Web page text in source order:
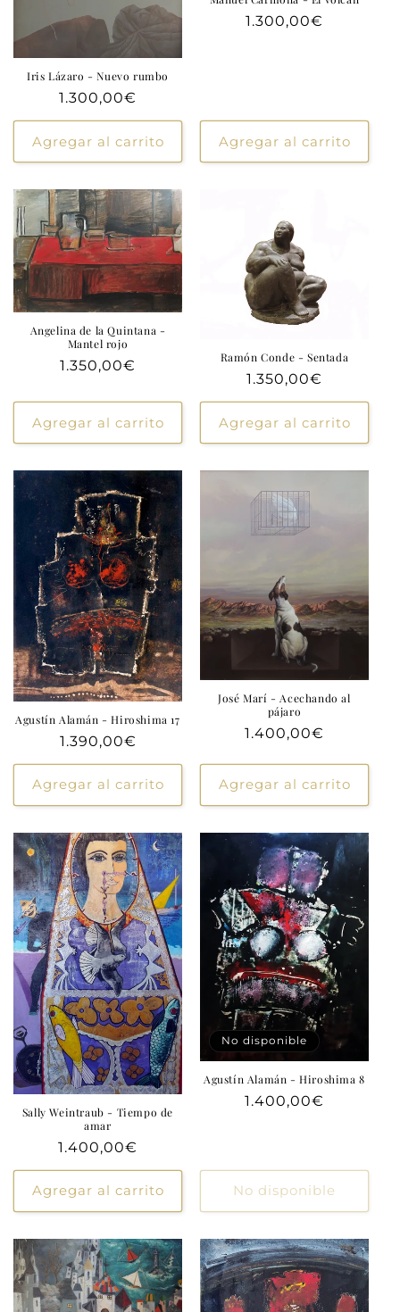
Iris Lázaro - Nuevo rumbo
Precio
habitual
1.300,00€
Agregar al carrito
Precio
1.300,00€
Agregar al carrito
Angelina de la Quintana -
Mantel rojo
Precio
1.350,00€
Agregar al carrito
Ramón Conde - Sentada
Precio
habitual
1.350,00€
Agregar al carrito
Agustín Alamán - Hiroshima 17
Precio
habitual
1.390,00€
Agregar al carrito
José Marí - Acechando al
pájaro
Precio
1.400,00€
Agregar al carrito
Sally Weintraub - Tiempo de
amar
Precio
habitual
1.400,00€
Agregar al carrito
No disponible
Agustín Alamán - Hiroshima 8
Precio
1.400,00€
No disponible